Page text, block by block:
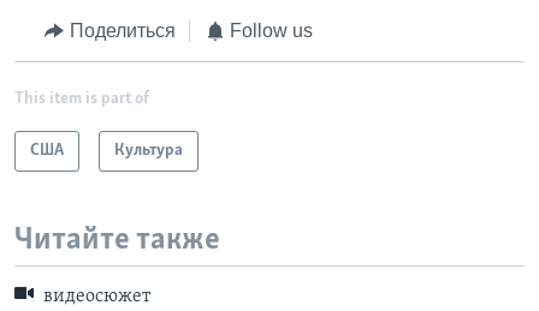
Поделиться Follow us
This item is part of
США Культура
Читайте также
видеосюжет